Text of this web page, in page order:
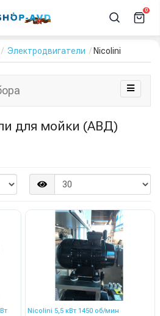
0
Электродвигатели Nicolini
для мойки (АВД)
Nicolini 5,5 кВт 1450 об/мин